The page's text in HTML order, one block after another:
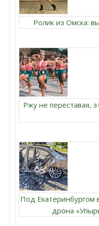
Ролик из Омска:
Ржу не переставая,
Под Екатеринбургом
дрона